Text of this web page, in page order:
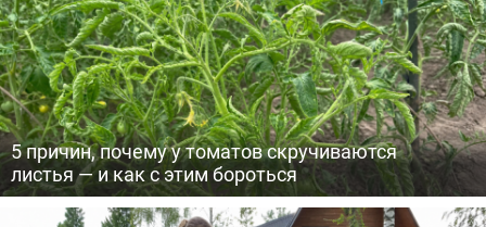
5 причин, почему у томатов скручиваются
листья — и как с этим бороться